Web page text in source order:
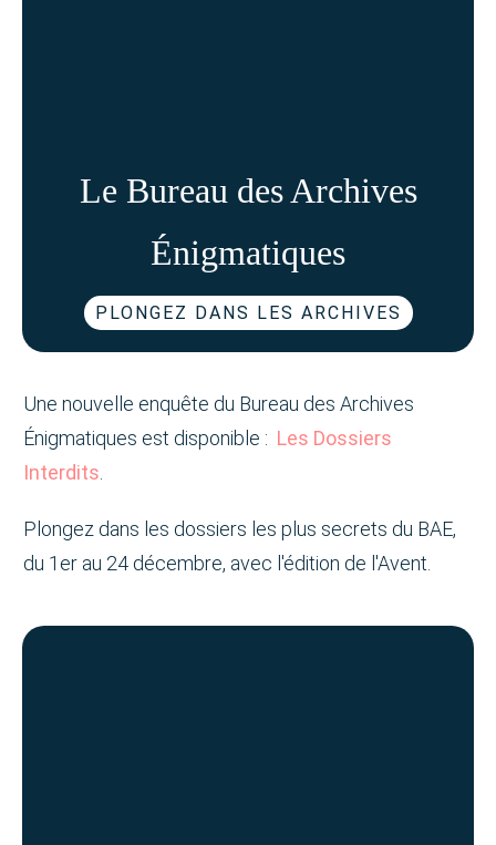
Le Bureau des Archives
Énigmatiques
PLONGEZ DANS LES ARCHIVES
Une nouvelle enquête du Bureau des Archives
Énigmatiques est disponible : Les Dossiers
Interdits
Plongez dans les dossiers les plus secrets du BAE,
du 1er au 24 décembre, avec l'édition de l'Avent.